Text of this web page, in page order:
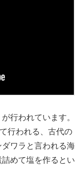
が行われています。
行われる、古代の
ワラと言われる海
めて塩を作るとい